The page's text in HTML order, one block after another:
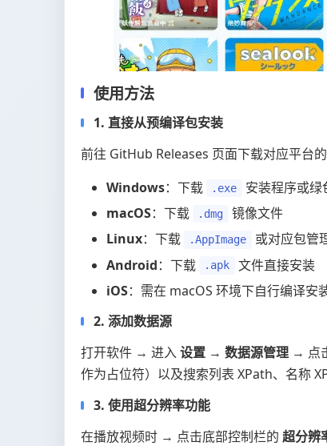
使用方法
1. 直接从预编译包安装
前往 GitHub Releases 页面下载对应平台的
Windows：下载 .exe
安装程序或绿
macOS：下载 .dmg
镜像文件
Linux：下载 .AppImage
或对应包管
Android：下载 .apk
文件直接安装
iOS：需在 macOS 环境下自行编译安
2. 添加数据源
打开软件 → 进入设置 → 数据源管理 → 点
作为占位符）以及搜索列表 XPath、名称
3. 使用超分辨率功能
在播放视频时 → 点击底部控制栏的 超分辨